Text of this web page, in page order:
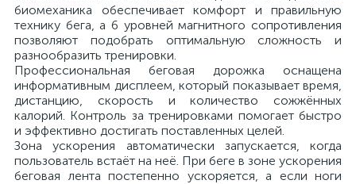
биомеханика обеспечивает комфорт и правильную
технику бега, а 6 уровней магнитного сопротивления
позволяют подобрать оптимальную сложность и
разнообразить тренировки.
Профессиональная беговая дорожка оснащена
информативным дисплеем, который показывает время,
дистанцию, скорость и количество сожжённых
калорий. Контроль за тренировками помогает быстро
и эффективно достигать поставленных целей.
Зона ускорения автоматически запускается, когда
пользователь встаёт на неё. При беге в зоне ускорения
беговая лента постепенно ускоряется, а если ноги